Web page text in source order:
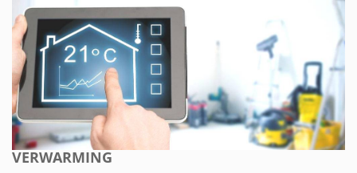
VERWARMING